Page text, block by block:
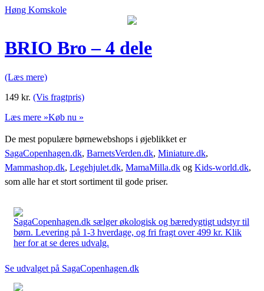
Høng Komskole
BRIO Bro – 4 dele
(Læs mere)
149 kr. (Vis fragtpris)
Læs mere »Køb nu »
De mest populære børnewebshops i øjeblikket er
SagaCopenhagen.dk, BarnetsVerden.dk, Miniature.dk,
Mammashop.dk, Legehjulet.dk, MamaMilla.dk og Kids-world.dk,
som alle har et stort sortiment til gode priser.
SagaCopenhagen.dk sælger økologisk og bæredygtigt udstyr til
børn. Levering på 1-3 hverdage, og fri fragt over 499 kr. Klik
her for at se deres udvalg.
Se udvalget på SagaCopenhagen.dk